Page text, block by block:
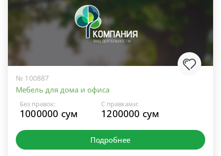
№ 100887
Мебель для дома и офиса
Без правок:
1000000 сум
С правками:
1200000 сум
Подробнее